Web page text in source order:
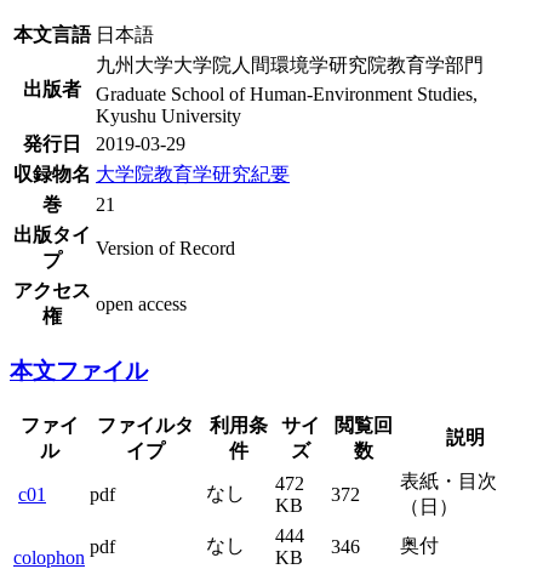
本文言語 日本語
出版者
九州大学大学院人間環境学研究院教育学部門
Graduate School of Human-Environment Studies,
Kyushu University
発行日
2019-03-29
収録物名 大学院教育学研究紀要
巻
21
出版タイ
プ
Version of Record
アクセス
権
open access
本文ファイル
ファイ
ル
ファイルタ
イプ
利用条
件
サイ
ズ
閲覧回
数
説明
c01 pdf なし
472
KB
372
表紙・目次
（日）
colophon
pdf なし
444
KB
346 奥付